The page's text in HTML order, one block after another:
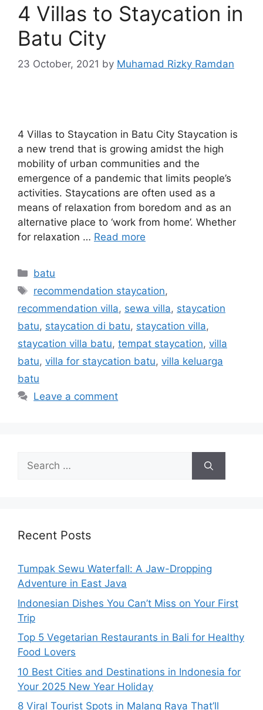
4 Villas to Staycation in
Batu City
23 October, 2021 by Muhamad Rizky Ramdan
4 Villas to Staycation in Batu City Staycation is
a new trend that is growing amidst the high
mobility of urban communities and the
emergence of a pandemic that limits people’s
activities. Staycations are often used as a
means of relaxation from boredom and as an
alternative place to ‘work from home’. Whether
for relaxation … Read more
batu
recommendation staycation,
recommendation villa, sewa villa, staycation
batu, staycation di batu, staycation villa,
staycation villa batu, tempat staycation, villa
batu, villa for staycation batu, villa keluarga
batu
Leave a comment
Recent Posts
Tumpak Sewu Waterfall: A Jaw-Dropping
Adventure in East Java
Indonesian Dishes You Can’t Miss on Your First
Trip
Top 5 Vegetarian Restaurants in Bali for Healthy
Food Lovers
10 Best Cities and Destinations in Indonesia for
Your 2025 New Year Holiday
8 Viral Tourist Spots in Malang Raya That’ll